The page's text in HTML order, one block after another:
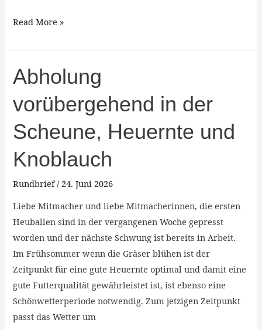
Read More »
Abholung
vorübergehend in der
Scheune, Heuernte und
Knoblauch
Rundbrief/ 24. Juni 2026
Liebe Mitmacher und liebe Mitmacherinnen, die ersten
Heuballen sind in der vergangenen Woche gepresst
worden und der nächste Schwung ist bereits in Arbeit.
Im Frühsommer wenn die Gräser blühen ist der
Zeitpunkt für eine gute Heuernte optimal und damit eine
gute Futterqualität gewährleistet ist, ist ebenso eine
Schönwetterperiode notwendig. Zum jetzigen Zeitpunkt
passt das Wetter um
Abholung
vorübergehend
in
Scheune,
Heuernte
und
Knoblauch